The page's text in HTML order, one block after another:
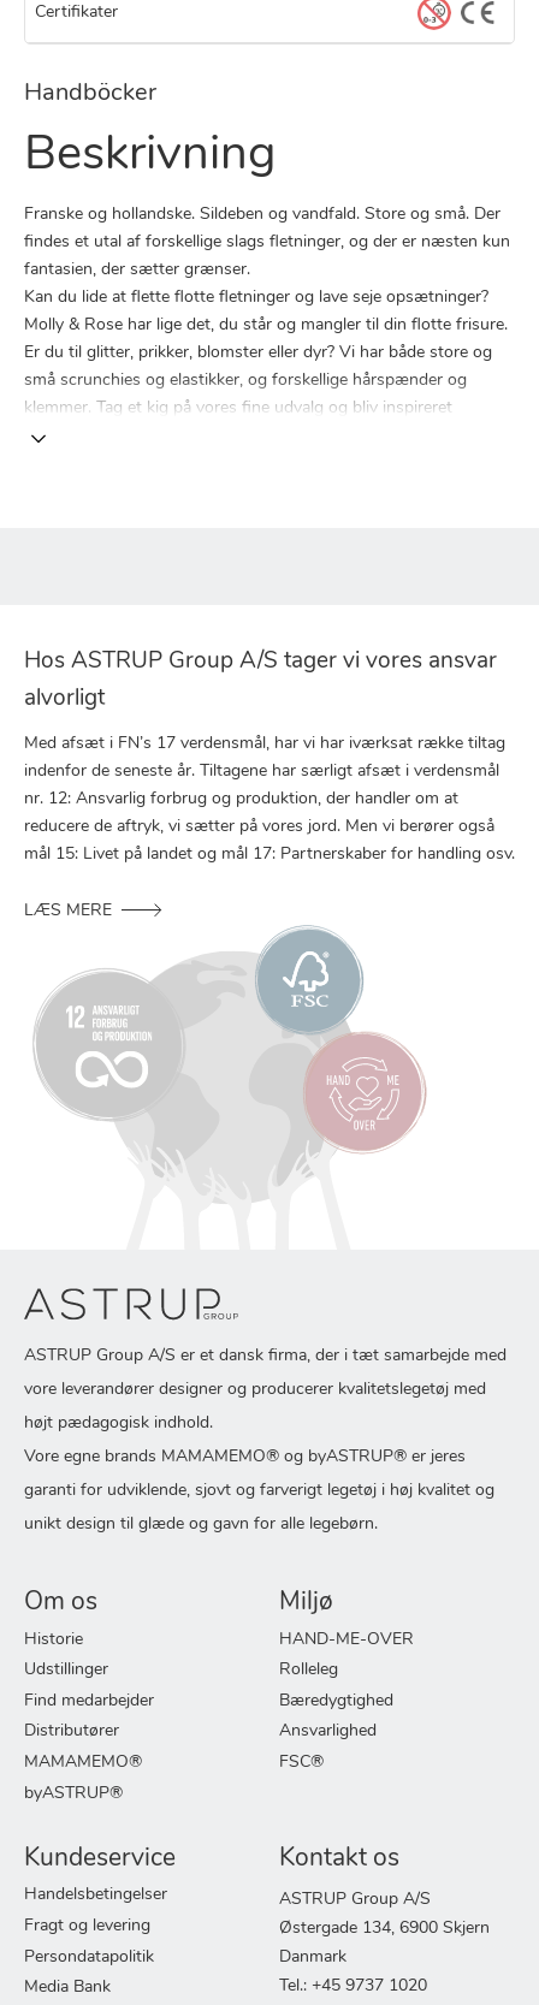
Certifikater
Handböcker
Beskrivning
Franske og hollandske. Sildeben og vandfald. Store og små. Der
findes et utal af forskellige slags fletninger, og der er næsten kun
fantasien, der sætter grænser.
Kan du lide at flette flotte fletninger og lave seje opsætninger?
Molly & Rose har lige det, du står og mangler til din flotte frisure.
Er du til glitter, prikker, blomster eller dyr? Vi har både store og
små scrunchies og elastikker, og forskellige hårspænder og
klemmer. Tag et kig på vores fine udvalg og bliv inspireret
Hos ASTRUP Group A/S tager vi vores ansvar
alvorligt
Med afsæt i FN’s 17 verdensmål, har vi har iværksat række tiltag
indenfor de seneste år. Tiltagene har særligt afsæt i verdensmål
nr. 12: Ansvarlig forbrug og produktion, der handler om at
reducere de aftryk, vi sætter på vores jord. Men vi berører også
mål 15: Livet på landet og mål 17: Partnerskaber for handling osv.
LÆS MERE
ASTRUP Group A/S er et dansk firma, der i tæt samarbejde med
vore leverandører designer og producerer kvalitetslegetøj med
højt pædagogisk indhold.
Vore egne brands MAMAMEMO® og byASTRUP® er jeres
garanti for udviklende, sjovt og farverigt legetøj i høj kvalitet og
unikt design til glæde og gavn for alle legebørn.
Om os
Historie
Udstillinger
Find medarbejder
Distributører
MAMAMEMO®
byASTRUP®
Miljø
HAND-ME-OVER
Rolleleg
Bæredygtighed
Ansvarlighed
FSC®
Kundeservice
Handelsbetingelser
Fragt og levering
Persondatapolitik
Media Bank
Kontakt os
ASTRUP Group A/S
Østergade 134, 6900 Skjern
Danmark
Tel.: +45 9737 1020